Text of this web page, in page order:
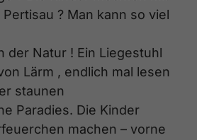
? Man kann so viel
der Natur ! Ein Liegestuhl
Lärm , endlich mal lesen
staunen
Paradies. Die Kinder
machen – vorne